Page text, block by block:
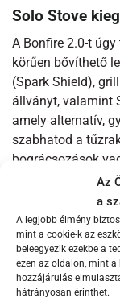
Az
a
A legjobb élmény
mint a cookie-k az
beleegyezik ezekbe a
ezen az oldalon, mint a
hozzájárulás
hátrányosan érinthet.
Solo Stove
A Bonfire 2.0-t
körűen bővíthető
(Spark Shield),
állványt, valamint
amely alternatív,
szabhatod a
bográcsozások
mellékelt
könnyen
baráti elvonulás
A Solo Stove
Közepes